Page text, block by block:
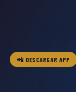
📲 DESCARGAR APP